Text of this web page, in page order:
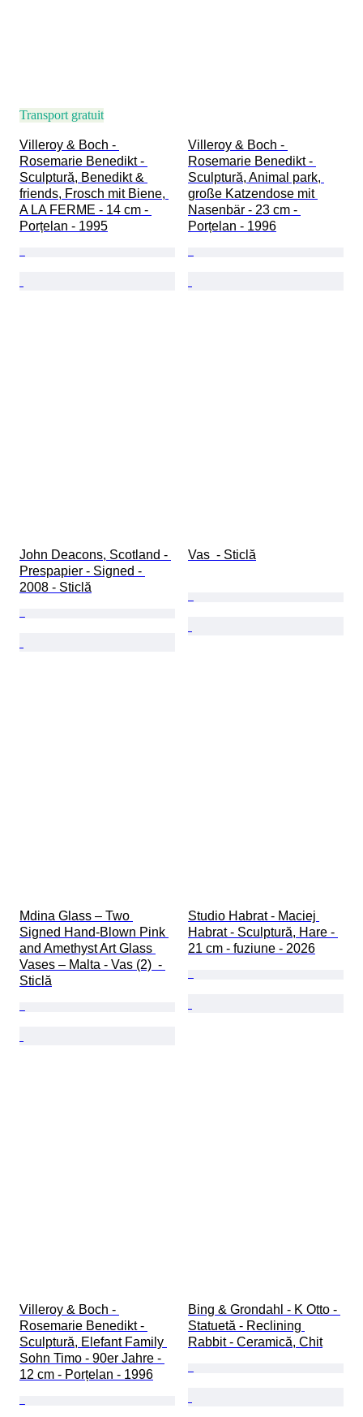
Transport gratuit
Villeroy & Boch -
Rosemarie Benedikt -
Sculptură, Benedikt &
friends, Frosch mit Biene,
A LA FERME - 14 cm -
Porțelan - 1995
Villeroy & Boch -
Rosemarie Benedikt -
Sculptură, Animal park,
große Katzendose mit
Nasenbär - 23 cm -
Porțelan - 1996
John Deacons, Scotland -
Prespapier - Signed -
2008 - Sticlă
Vas  - Sticlă
Mdina Glass – Two
Signed Hand-Blown Pink
and Amethyst Art Glass
Vases – Malta - Vas (2)  -
Sticlă
Studio Habrat - Maciej
Habrat - Sculptură, Hare -
21 cm - fuziune - 2026
Villeroy & Boch -
Rosemarie Benedikt -
Sculptură, Elefant Family
Sohn Timo - 90er Jahre -
12 cm - Porțelan - 1996
Bing & Grondahl - K Otto -
Statuetă - Reclining
Rabbit - Ceramică, Chit